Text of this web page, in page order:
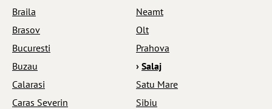
Braila
Brasov
Bucuresti
Buzau
Calarasi
Caras Severin
Neamt
Olt
Prahova
› Salaj
Satu Mare
Sibiu